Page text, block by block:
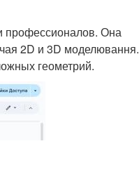
профессионалов. Она
2D и 3D моделювання.
геометрий.